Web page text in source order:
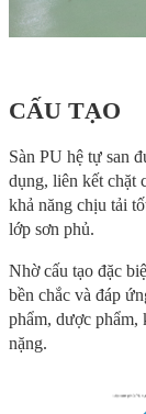
CẤU TẠO
Sàn PU hệ tự san
dụng, liên kết chặt
khả năng chịu tải
lớp sơn phủ.
Nhờ cấu tạo đặc
bền chắc và đáp
phẩm, dược phẩm,
nặng.